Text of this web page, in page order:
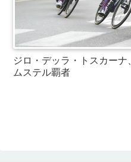
ジロ・デッラ・トスカー
ムステル覇者